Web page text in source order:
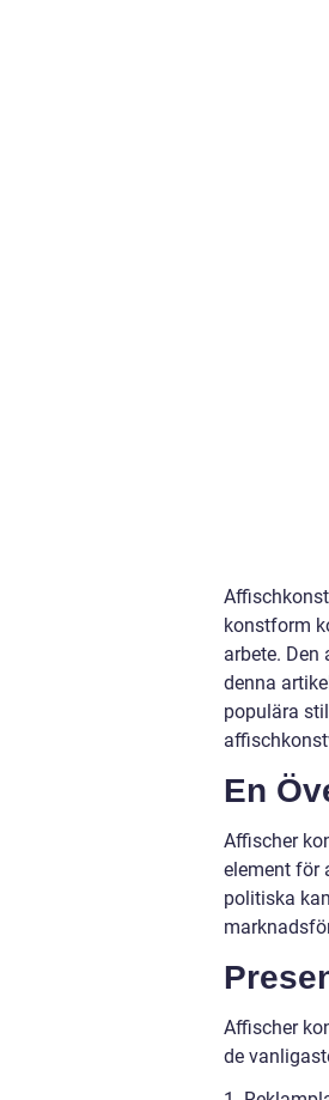
konstform
arbete.
denna
populära
En
Affischer
element för
politiska
Affischer
de